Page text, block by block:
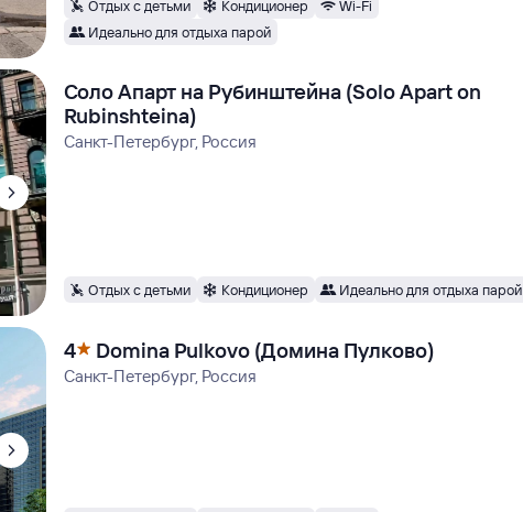
Отдых с детьми Кондиционер
Wi-Fi
Идеально для отдыха парой
Соло Апарт на Рубинштейна (Solo Apart on
Rubinshteina)
Санкт-Петербург, Россия
Отдых с детьми Кондиционер Идеально для отдыха парой
4 Domina Pulkovo (Домина Пулково)
Санкт-Петербург, Россия